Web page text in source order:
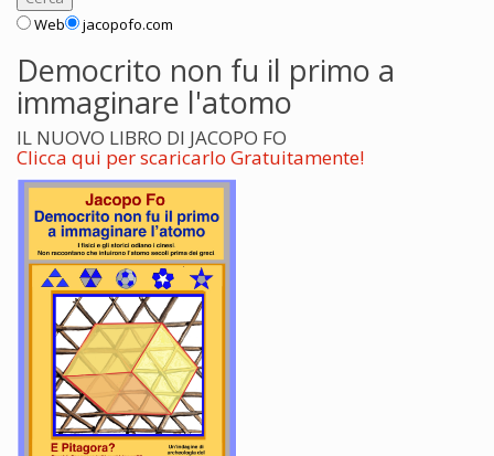
Web jacopofo.com
Democrito non fu il primo a
immaginare l'atomo
IL NUOVO LIBRO DI JACOPO FO
Clicca qui per scaricarlo Gratuitamente!